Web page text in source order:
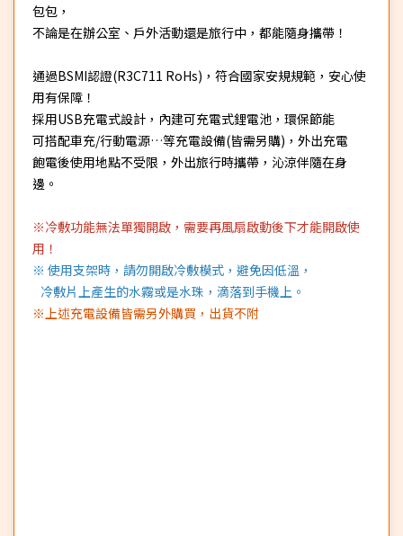
包包，
不論是在辦公室、戶外活動還是旅行中，都能隨身攜帶！
通過BSMI認證(R3C711 RoHs)，符合國家安規規範，安心使
用有保障！
採用USB充電式設計，內建可充電式鋰電池，環保節能
可搭配車充/行動電源…等充電設備(皆需另購)，外出充電
飽電後使用地點不受限，外出旅行時攜帶，沁涼伴隨在身
邊。
※冷敷功能無法單獨開啟，需要再風扇啟動後下才能開啟使
用！
※ 使用支架時，請勿開啟冷敷模式，避免因低溫，
冷敷片上產生的水霧或是水珠，滴落到手機上。
※上述充電設備皆需另外購買，出貨不附